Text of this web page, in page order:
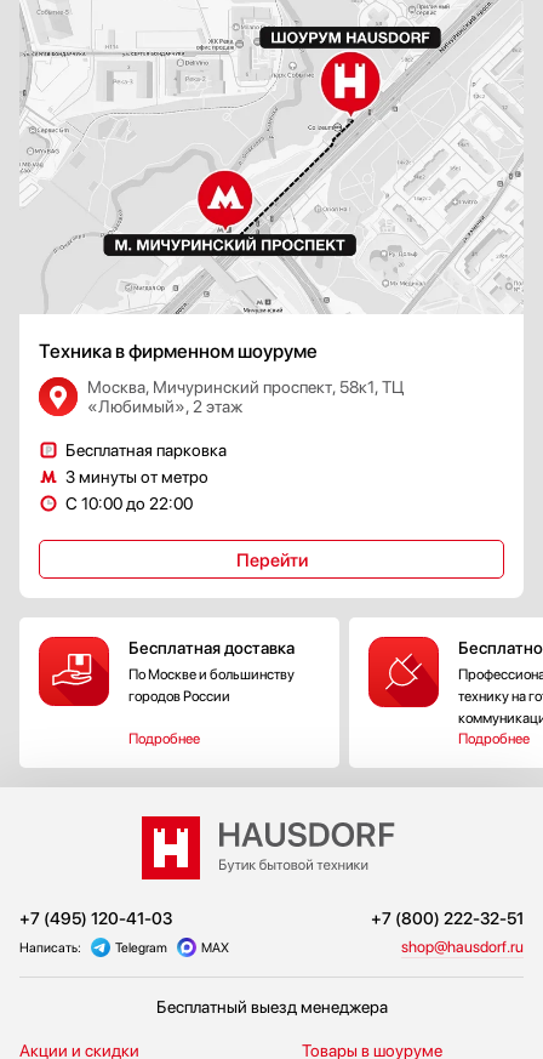
Техника в фирменном шоуруме
Москва, Мичуринский проспект, 58к1, ТЦ
«Любимый», 2 этаж
Бесплатная парковка
3 минуты от метро
С 10:00 до 22:00
Перейти
Бесплатная доставка
По Москве и большинству
городов России
Подробнее
технику на
Подробнее
+7 (495) 120-41-03 +7 (800) 222-32-51
Написать: Telegram MAX shop@hausdorf.ru
Бесплатный выезд менеджера
Акции и скидки Товары в шоуруме